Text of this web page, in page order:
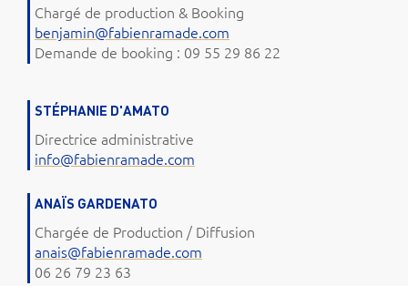
Chargé de production & Booking
benjamin@fabienramade.com
Demande de booking : 09 55 29 86 22
STÉPHANIE D'AMATO
Directrice administrative
info@fabienramade.com
ANAÏS GARDENATO
Chargée de Production / Diffusion
anais@fabienramade.com
06 26 79 23 63